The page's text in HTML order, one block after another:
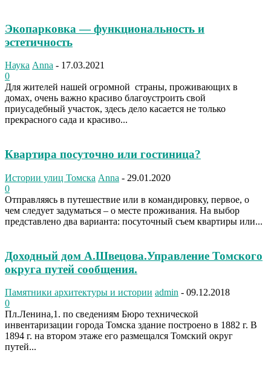
Экопарковка — функциональность и
эстетичность
Наука Anna - 17.03.2021
0
Для жителей нашей огромной страны, проживающих в
домах, очень важно красиво благоустроить свой
приусадебный участок, здесь дело касается не только
прекрасного сада и красиво...
Квартира посуточно или гостиница?
Истории улиц Томска Anna - 29.01.2020
0
Отправляясь в путешествие или в командировку, первое, о
чем следует задуматься – о месте проживания. На выбор
представлено два варианта: посуточный съем квартиры или...
Доходный дом А.Швецова.Управление Томского
округа путей сообщения.
Памятники архитектуры и истории admin - 09.12.2018
0
Пл.Ленина,1. по сведениям Бюро технической
инвентаризации города Томска здание построено в 1882 г. В
1894 г. на втором этаже его размещался Томский округ
путей...